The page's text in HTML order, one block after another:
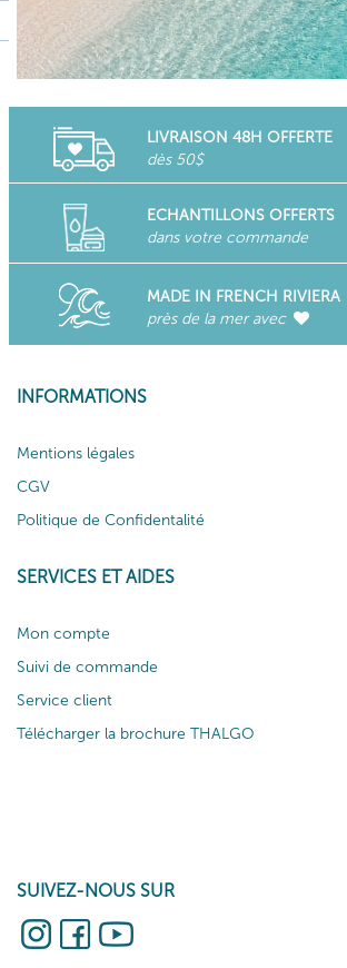
LIVRAISON 48H OFFERTE
dès 50$
ECHANTILLONS OFFERTS
dans votre commande
MADE IN FRENCH RIVIERA
près de la mer avec
INFORMATIONS
Mentions légales
CGV
Politique de Confidentalité
SERVICES ET AIDES
Mon compte
Suivi de commande
Service client
Télécharger la brochure THALGO
SUIVEZ-NOUS SUR